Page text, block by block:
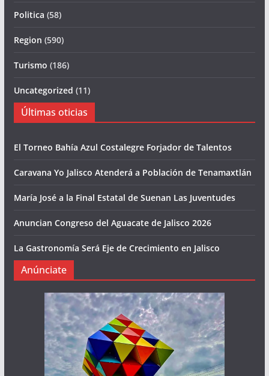
Politica (58)
Region (590)
Turismo (186)
Uncategorized (11)
Últimas oticias
El Torneo Bahía Azul Costalegre Forjador de Talentos
Caravana Yo Jalisco Atenderá a Población de Tenamaxtlán
María José a la Final Estatal de Suenan Las Juventudes
Anuncian Congreso del Aguacate de Jalisco 2026
La Gastronomía Será Eje de Crecimiento en Jalisco
Anúnciate